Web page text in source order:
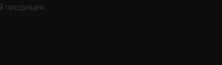
продукции.